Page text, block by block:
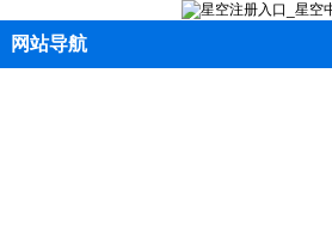
网站导航